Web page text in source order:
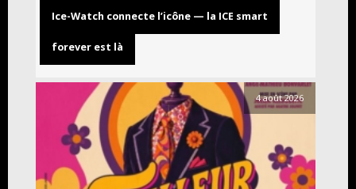
Ice-Watch connecte l’icône — la ICE smart
forever est là
4 août 2026